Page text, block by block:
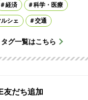
経済 科学・医療
シェ 交通
タグ一覧はこちら
友だち追加